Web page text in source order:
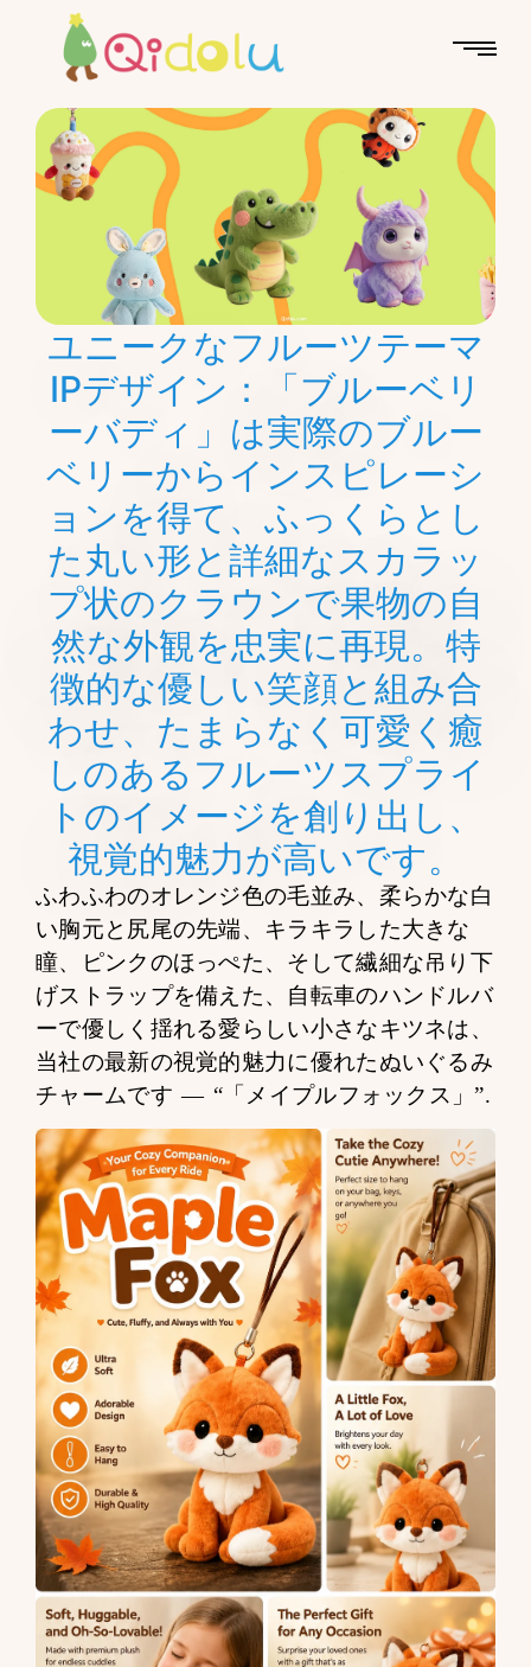
ユニークなフルーツテーマ
IPデザイン：「ブルーベリ
ーバディ」は実際のブルー
ベリーからインスピレーシ
ョンを得て、ふっくらとし
た丸い形と詳細なスカラッ
プ状のクラウンで果物の自
然な外観を忠実に再現。特
徴的な優しい笑顔と組み合
わせ、たまらなく可愛く癒
しのあるフルーツスプライ
トのイメージを創り出し、
視覚的魅力が高いです。
ふわふわのオレンジ色の毛並み、柔らかな白
い胸元と尻尾の先端、キラキラした大きな
瞳、ピンクのほっぺた、そして繊細な吊り下
げストラップを備えた、自転車のハンドルバ
ーで優しく揺れる愛らしい小さなキツネは、
当社の最新の視覚的魅力に優れたぬいぐるみ
チャームです — “「メイプルフォックス」”.